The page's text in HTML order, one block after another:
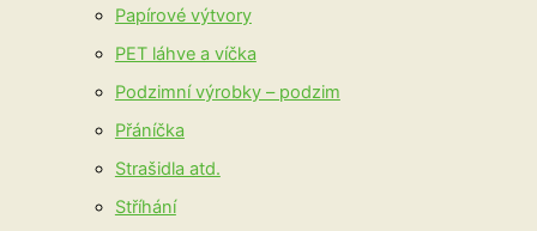
Papírové výtvory
PET láhve a víčka
Podzimní výrobky – podzim
Přáníčka
Strašidla atd.
Stříhání